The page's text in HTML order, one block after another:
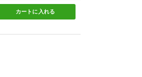
カートに 入れる